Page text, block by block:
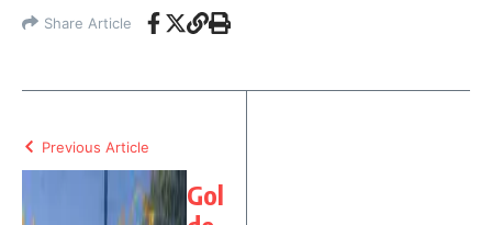
Share Article
Previous Article
Gol